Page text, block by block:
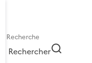
Rechercher